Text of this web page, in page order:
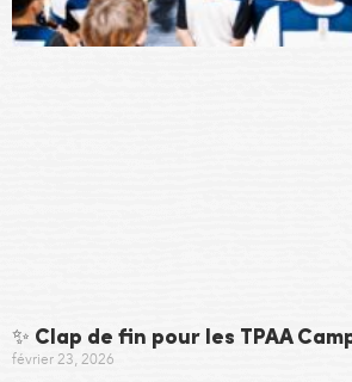
✨ Clap de fin pour les TPAA
février 23, 2026